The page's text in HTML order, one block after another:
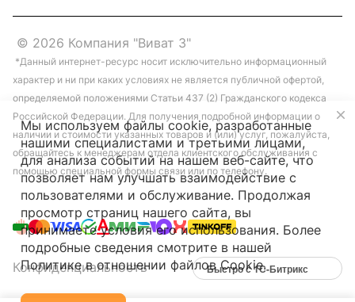
© 2026 Компания "Виват 3"
*Данный интернет-ресурс носит исключительно информационный
характер и ни при каких условиях не является публичной офертой,
определяемой положениями Статьи 437 (2) Гражданского кодекса
Российской Федерации. Для получения подробной информации о
наличии и стоимости указанных товаров и (или) услуг, пожалуйста,
обращайтесь к менеджерам отдела клиентского обслуживания с
помощью специальной формы связи или по телефону.
Конфиденциальность Быстро с 1С-Битрикс
Мы используем файлы cookie, разработанные
нашими специалистами и третьими лицами,
для анализа событий на нашем веб-сайте, что
позволяет нам улучшать взаимодействие с
пользователями и обслуживание. Продолжая
просмотр страниц нашего сайта, вы
принимаете условия его использования. Более
подробные сведения смотрите в нашей
Политике в отношении файлов Cookie.